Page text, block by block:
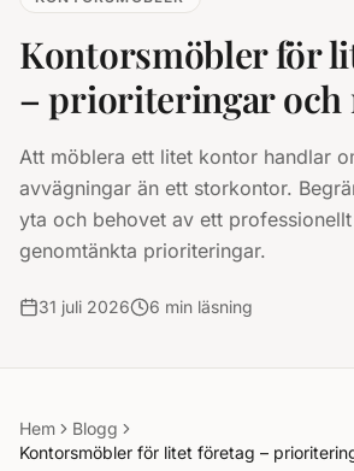
Kontorsmöbler för
– prioriteringar och
Att möblera ett litet kontor handlar
avvägningar än ett storkontor.
yta och behovet av ett
genomtänkta prioriteringar.
31 juli 2026 6 min läsning
Hem
Blogg
Kontorsmöbler för litet företag –